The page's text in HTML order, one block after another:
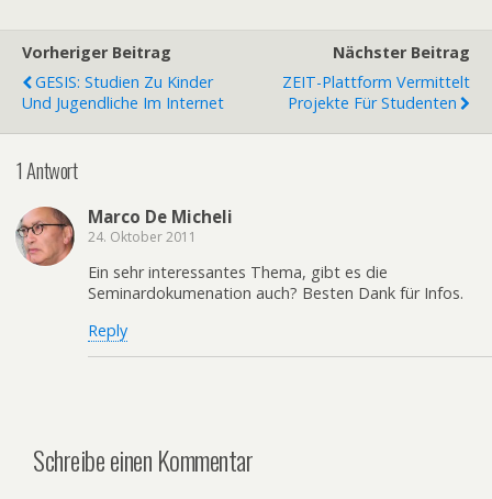
Vorheriger Beitrag
GESIS: Studien Zu Kinder
Und Jugendliche Im Internet
Nächster Beitrag
ZEIT-Plattform Vermittelt
Projekte Für Studenten
1 Antwort
Marco De Micheli
24. Oktober 2011
Ein sehr interessantes Thema, gibt es die
Seminardokumenation auch? Besten Dank für Infos.
Reply
Schreibe einen Kommentar